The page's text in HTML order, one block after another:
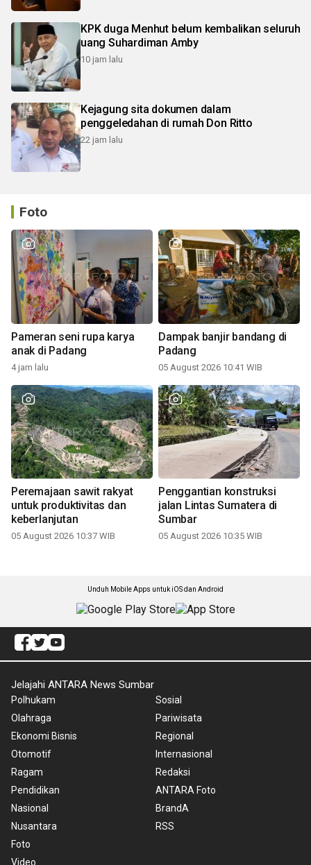
KPK duga Menhut belum kembalikan seluruh
uang Suhardiman Amby
10 jam lalu
Kejagung sita dokumen dalam
penggeledahan di rumah Don Ritto
22 jam lalu
Foto
Pameran seni rupa karya
anak di Padang
4 jam lalu
Dampak banjir bandang di
Padang
05 August 2026 10:41 WIB
Peremajaan sawit rakyat
untuk produktivitas dan
keberlanjutan
05 August 2026 10:37 WIB
Penggantian konstruksi
jalan Lintas Sumatera di
Sumbar
05 August 2026 10:35 WIB
Unduh Mobile Apps untuk iOS dan Android
Jelajahi ANTARA News Sumbar
Polhukam
Olahraga
Ekonomi Bisnis
Otomotif
Ragam
Pendidikan
Nasional
Nusantara
Foto
Video
Sosial
Pariwisata
Regional
Internasional
Redaksi
ANTARA Foto
BrandA
RSS